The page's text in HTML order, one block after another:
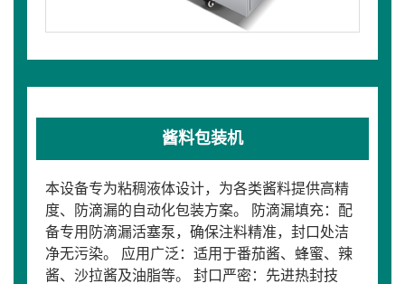
酱料包装机
本设备专为粘稠液体设计，为各类酱料提供高精
度、防滴漏的自动化包装方案。 防滴漏填充：配
备专用防滴漏活塞泵，确保注料精准，封口处洁
净无污染。 应用广泛：适用于番茄酱、蜂蜜、辣
酱、沙拉酱及油脂等。 封口严密：先进热封技